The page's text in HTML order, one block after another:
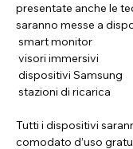
presentate anche le
saranno messe a
smart monitor
visori immersivi
dispositivi Samsung
stazioni di ricarica
Tutti i dispositivi
comodato d’uso